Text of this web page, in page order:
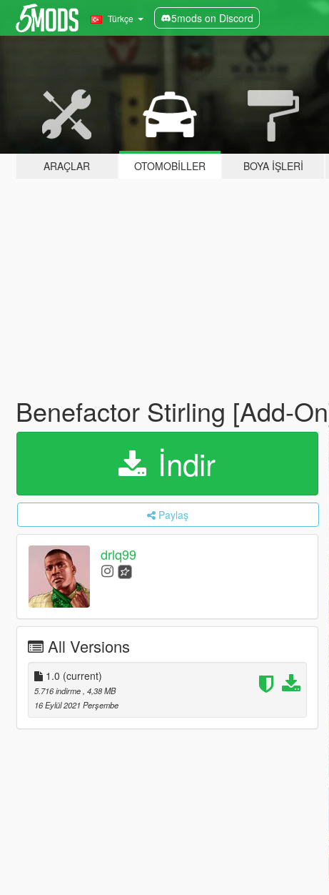
Türkçe 5mods on Discord
ARAÇLAR OTOMOBILLER BOYA İŞLERI
Benefactor Stirling [Add-
İndir
Paylaş
drlq99
All Versions
1.0 (current)
5.716 indirme , 4,38 MB
16 Eylül 2021 Perşembe